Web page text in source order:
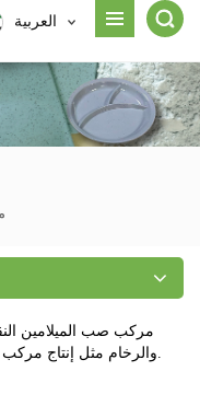
العربية
مركب صب الميلامين